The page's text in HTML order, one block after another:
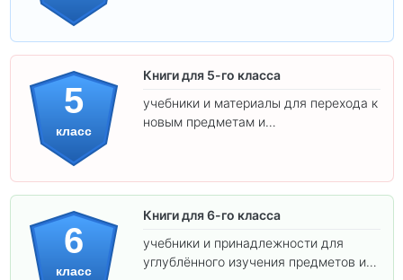
5
класс
Книги для 5-го класса
учебники и материалы для перехода к
новым предметам и
6
класс
Книги для 6-го класса
учебники и принадлежности для
углублённого изучения предметов и